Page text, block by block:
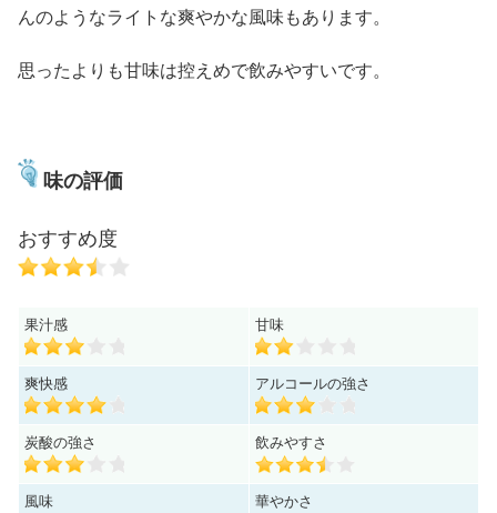
んのようなライトな爽やかな風味もあります。
思ったよりも甘味は控えめで飲みやすいです。
味の評価
おすすめ度
果汁感 甘味
爽快感 アルコールの強さ
炭酸の強さ 飲みやすさ
風味 華やかさ